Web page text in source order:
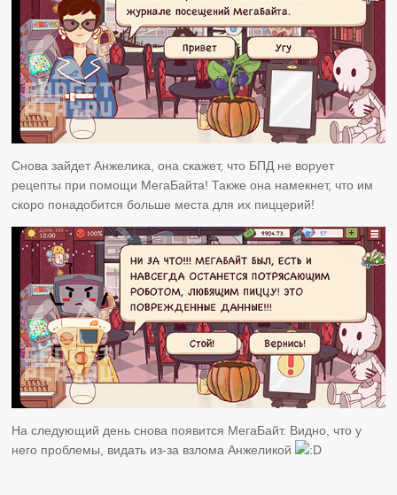
Снова зайдет Анжелика, она скажет, что БПД не ворует
рецепты при помощи МегаБайта! Также она намекнет, что им
скоро понадобится больше места для их пиццерий!
На следующий день снова появится МегаБайт. Видно, что у
него проблемы, видать из-за взлома Анжеликой